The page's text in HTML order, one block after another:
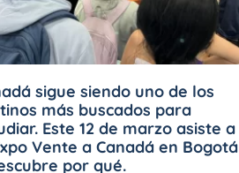
sigue siendo uno de los
más buscados para
Este 12 de marzo asiste a
Vente a Canadá en Bogotá
por qué.